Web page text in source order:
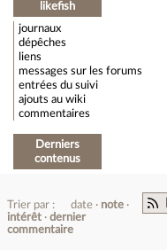
likefish
journaux
dépêches
liens
messages sur les forums
entrées du suivi
ajouts au wiki
commentaires
Derniers
contenus
Trier par : date
note
intérêt
dernier
commentaire